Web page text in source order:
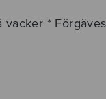
vacker *